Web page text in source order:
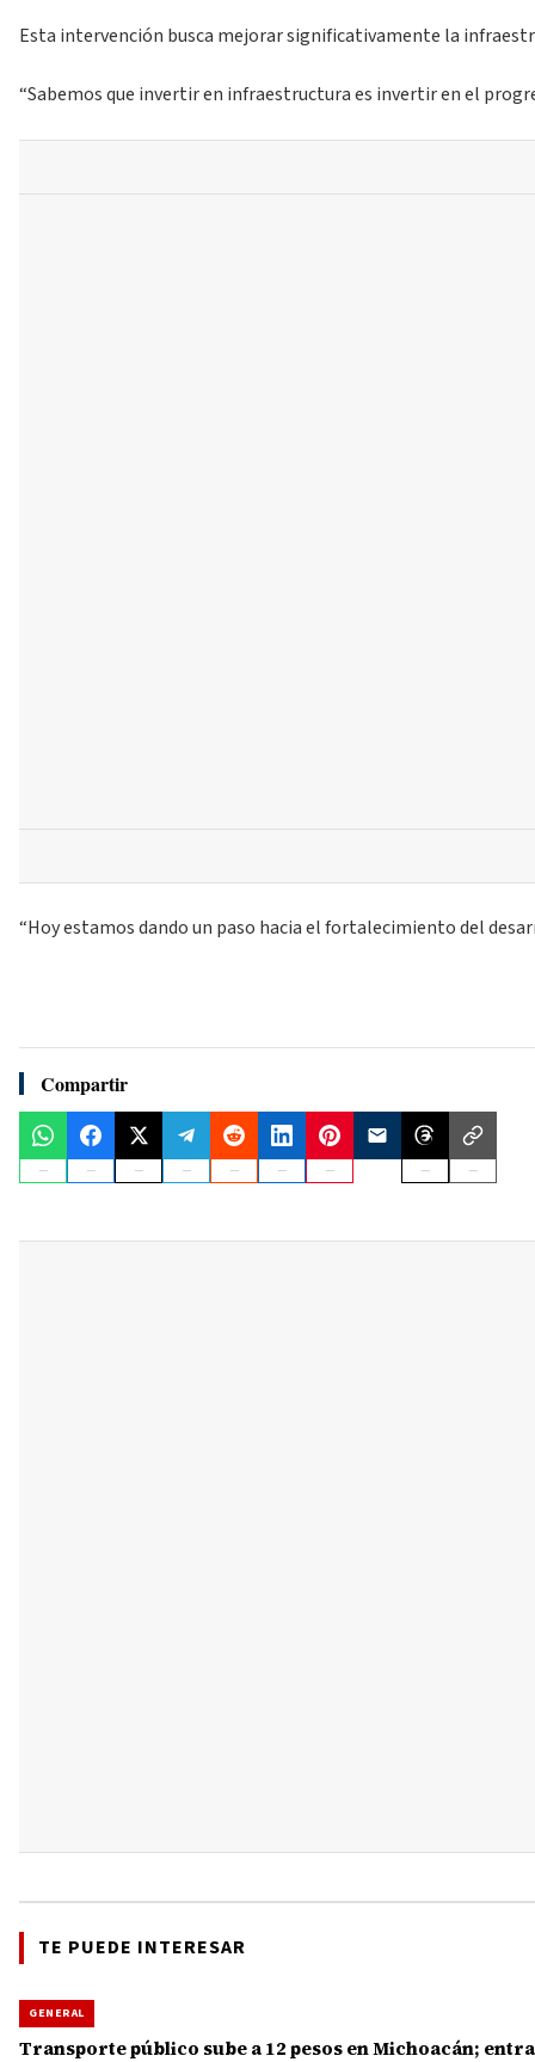
Esta intervención busca mejorar significativamente la
“Sabemos que invertir en infraestructura es invertir en el
“Hoy estamos dando un paso hacia el fortalecimiento del
Compartir
TE PUEDE INTERESAR
GENERAL
Transporte público sube a 12 pesos en Michoacán;